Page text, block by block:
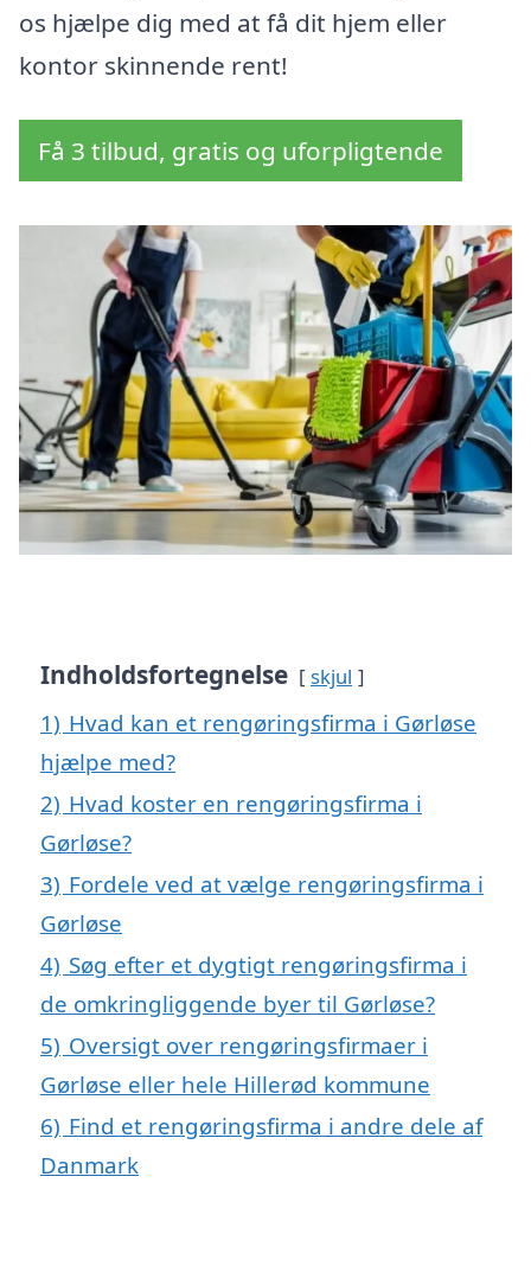
os hjælpe dig med at få dit hjem eller
kontor skinnende rent!
Få 3 tilbud, gratis og uforpligtende
Indholdsfortegnelse skjul
1) Hvad kan et rengøringsfirma i Gørløse
hjælpe med?
2) Hvad koster en rengøringsfirma i
Gørløse?
3) Fordele ved at vælge rengøringsfirma i
Gørløse
4) Søg efter et dygtigt rengøringsfirma i
de omkringliggende byer til Gørløse?
5) Oversigt over rengøringsfirmaer i
Gørløse eller hele Hillerød kommune
6) Find et rengøringsfirma i andre dele af
Danmark